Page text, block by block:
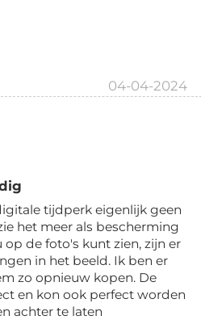
04-04-2024
tijdperk eigenlijk geen
het meer als bescherming
op de foto's kunt zien, zijn er
in het beeld. Ik ben er
zo opnieuw kopen. De
en kon ook perfect worden
achter te laten